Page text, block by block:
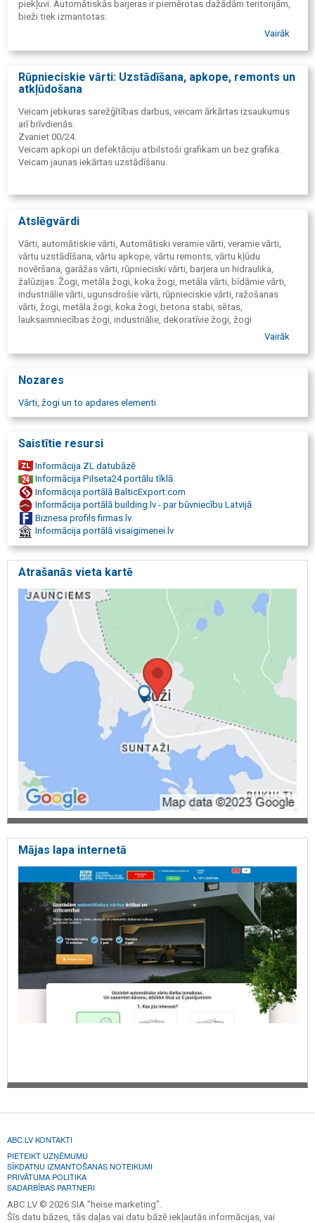
piekļuvi. Automātiskās barjeras ir piemērotas dažādām teritorijām,
bieži tiek izmantotas:
garāžu kompleksi;
autostāvvietas;
viesnīcas;
kontroles sistēmas.
Mēs uzstādīsim barjeras atkarībā no atrašanās vietas, apstākļiem
un jūsu prasībām.
Vairāk
Rūpnieciskie vārti: Uzstādīšana, apkope, remonts un
atkļūdošana
Veicam jebkuras sarežģītības darbus, veicam ārkārtas izsaukumus
arī brīvdienās.
Zvaniet 00/24.
Veicam apkopi un defektāciju atbilstoši grafikam un bez grafika.
Veicam jaunas iekārtas uzstādīšanu.
Atslēgvārdi
Vārti, automātiskie vārti, Automātiski veramie vārti, veramie vārti,
vārtu uzstādīšana, vārtu apkope, vārtu remonts, vārtu kļūdu
novēršana, garāžas vārti, rūpnieciski vārti, barjera un hidraulika,
žalūzijas. Žogi, metāla žogi, koka žogi, metāla vārti, bīdāmie vārti,
industriālie vārti, ugunsdrošie vārti, rūpnieciskie vārti, ražošanas
vārti, žogi, metāla žogi, koka žogi, betona stabi, sētas,
lauksaimniecības žogi, industriālie, dekoratīvie žogi, žogi
Vairāk
Nozares
Vārti, žogi un to apdares elementi
Saistītie resursi
Informācija ZL datubāzē
Informācija Pilseta24 portālu tīklā
Informācija portālā BalticExport.com
Informācija portālā building.lv - par būvniecību Latvijā
Biznesa profils firmas.lv
Informācija portālā visaigimenei.lv
Atrašanās vieta kartē
Mājas lapa internetā
ABC.LV KONTAKTI
PIETEIKT UZŅĒMUMU
SĪKDATŅU IZMANTOŠANAS NOTEIKUMI
PRIVĀTUMA POLITIKA
SADARBĪBAS PARTNERI
ABC.LV © 2026 SIA "heise marketing".
Šīs datu bāzes, tās daļas vai datu bāzē iekļautās informācijas, vai